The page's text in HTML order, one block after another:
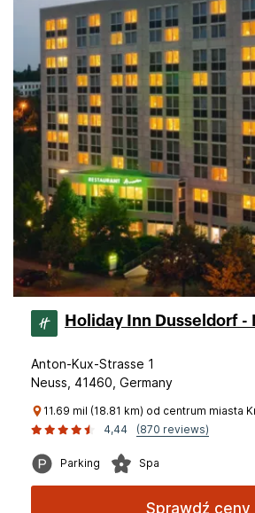
Holiday Inn Dusseldorf -
Anton-Kux-Strasse 1
Neuss, 41460, Germany
11.69 mil (18.81 km) od centrum miasta
4,44
(870 reviews)
Parking Spa
Sprawdź ceny